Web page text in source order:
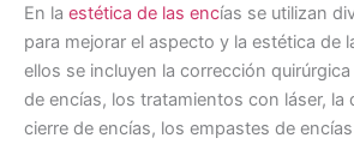
En la estética de las encías se utilizan
para mejorar el aspecto y la estética de
ellos se incluyen la corrección
de encías, los tratamientos con láser, la
cierre de encías, los empastes de